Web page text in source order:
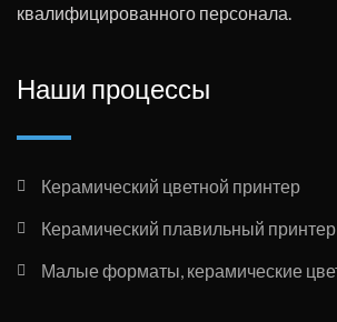
квалифицированного персонала.
Наши процессы
Керамический цветной принтер
Керамический плавильный принтер
Малые форматы, керамические